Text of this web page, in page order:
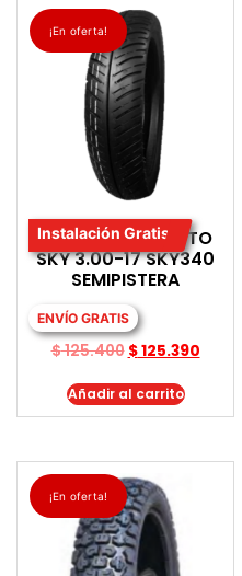
¡En oferta!
Instalación Gratis
LLANTA PARA MOTO
SKY 3.00-17 SKY340
SEMIPISTERA
ENVÍO GRATIS
$125.400 $125.390
Añadir al carrito
¡En oferta!